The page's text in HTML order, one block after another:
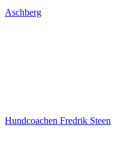
Aschberg
Hundcoachen Fredrik Steen